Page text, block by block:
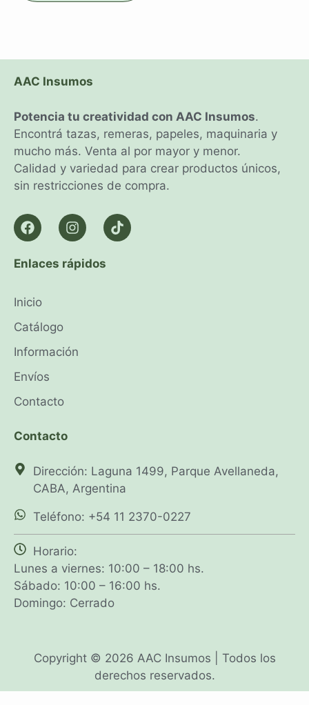
AAC Insumos
Potencia tu creatividad con AAC Insumos.
Encontrá tazas, remeras, papeles, maquinaria y
mucho más. Venta al por mayor y menor.
Calidad y variedad para crear productos únicos,
sin restricciones de compra.
Enlaces rápidos
Inicio
Catálogo
Información
Envíos
Contacto
Contacto
Dirección: Laguna 1499, Parque Avellaneda,
CABA, Argentina
Teléfono: +54 11 2370-0227
Horario:
Lunes a viernes: 10:00 – 18:00 hs.
Sábado: 10:00 – 16:00 hs.
Domingo: Cerrado
Copyright © 2026 AAC Insumos | Todos los
derechos reservados.